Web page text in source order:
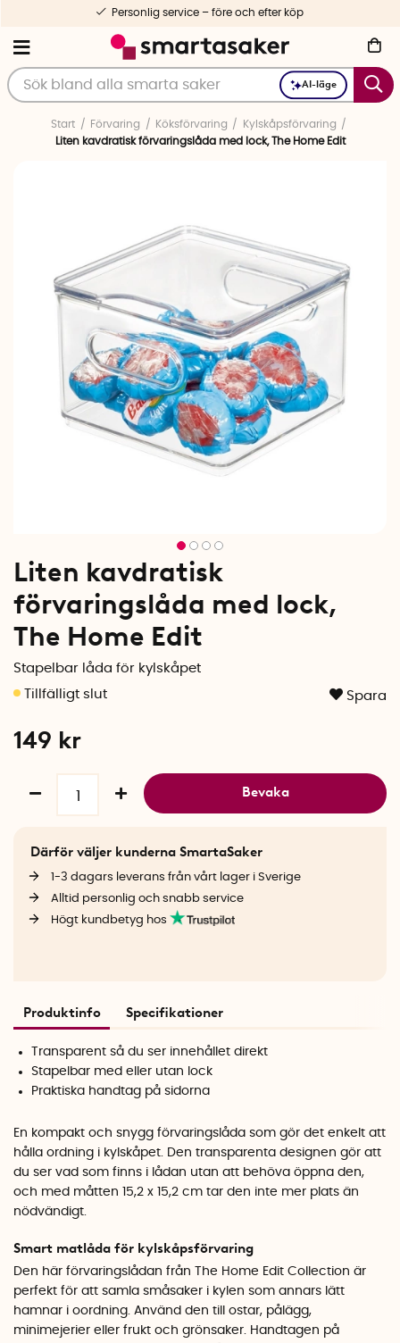
AI-läge
Personlig service – före och efter köp
Start Förvaring Köksförvaring
Kylskåpsförvaring
Liten kavdratisk förvaringslåda med lock, The Home Edit
Liten kavdratisk
förvaringslåda med lock,
The Home Edit
Stapelbar låda för kylskåpet
Spara
149 kr
Bevaka
Därför väljer kunderna SmartaSaker
1-3 dagars leverans från vårt lager i Sverige
Alltid personlig och snabb service
Högt kundbetyg hos
Produktinfo Specifikationer
Transparent så du ser innehållet direkt
Stapelbar med eller utan lock
Praktiska handtag på sidorna
En kompakt och snygg förvaringslåda som gör det enkelt att
hålla ordning i kylskåpet. Den transparenta designen gör att
du ser vad som finns i lådan utan att behöva öppna den,
och med måtten 15,2 x 15,2 cm tar den inte mer plats än
nödvändigt.
Smart matlåda för kylskåpsförvaring
Den här förvaringslådan från The Home Edit Collection är
perfekt för att samla småsaker i kylen som annars lätt
hamnar i oordning. Använd den till ostar, pålägg,
minimejerier eller frukt och grönsaker. Handtagen på